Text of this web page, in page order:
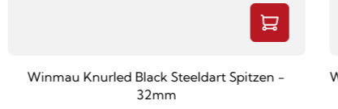
Winmau Knurled Black Steeldart Spitzen -
32mm